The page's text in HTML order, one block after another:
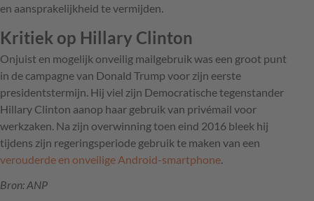
en aansprakelijkheid te vermijden.
Kritiek op Hillary Clinton
Onjuist en mogelijk onveilig mailgebruik was een groot punt
in de campagne van Donald Trump voor zijn eerste
presidentstermijn. Hij viel zijn Democratische tegenstander
Hillary Clinton aanop haar gebruik van privémail voor
werkzaken. Na zijn overwinning toen eind 2016 bleek hij
tijdens zijn regeringsperiode gebruik te maken van een
verouderde en onveilige Android-smartphone
Bron: ANP